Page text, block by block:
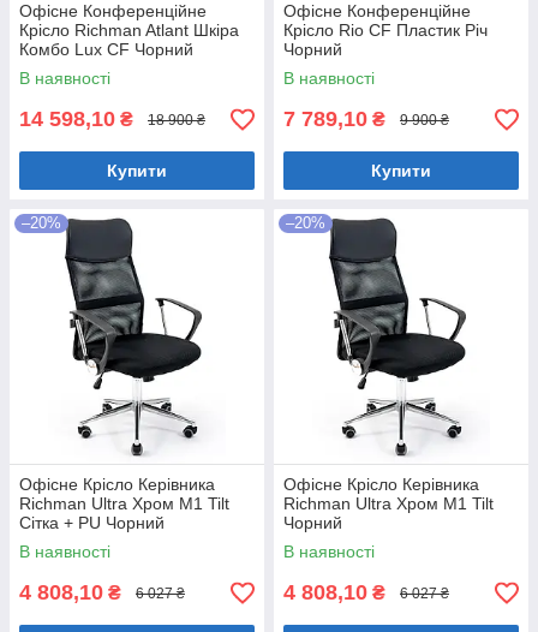
Офісне Конференційне
Крісло Richman Atlant Шкіра
Комбо Lux CF Чорний
В наявності
14 598,10 ₴ 18 900 ₴
Купити
Офісне Конференційне
Крісло Rio CF Пластик Річ
Чорний
В наявності
7 789,10 ₴ 9 900 ₴
Купити
–20%
Офісне Крісло Керівника
Richman Ultra Хром М1 Tilt
Сітка + PU Чорний
В наявності
4 808,10 ₴ 6 027 ₴
–20%
Офісне Крісло Керівника
Richman Ultra Хром М1 Tilt
Чорний
В наявності
4 808,10 ₴ 6 027 ₴